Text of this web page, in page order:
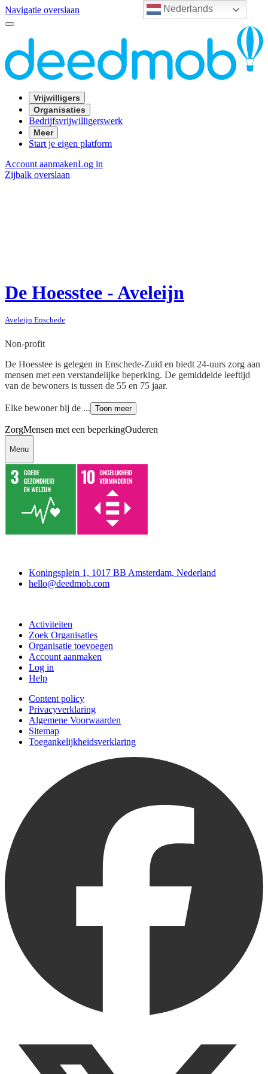
Nederlands
Navigatie overslaan
Vrijwilligers
Organisaties
Bedrijfsvrijwilligerswerk
Meer
Start je eigen platform
Account aanmakenLog in
Zijbalk overslaan
De Hoesstee - Aveleijn
Aveleijn Enschede
Non-profit
De Hoesstee is gelegen in Enschede-Zuid en biedt 24-uurs zorg aan
mensen met een verstandelijke beperking. De gemiddelde leeftijd
van de bewoners is tussen de 55 en 75 jaar.
Elke bewoner bij de ... Toon meer
ZorgMensen met een beperkingOuderen
Menu
Koningsplein 1, 1017 BB Amsterdam, Nederland
hello@deedmob.com
Activiteiten
Zoek Organisaties
Organisatie toevoegen
Account aanmaken
Log in
Help
Content policy
Privacyverklaring
Algemene Voorwaarden
Sitemap
Toegankelijkheidsverklaring